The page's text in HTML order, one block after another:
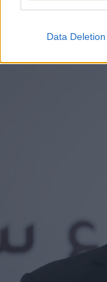
Data Deletion